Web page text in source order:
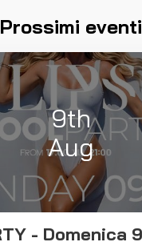
Prossimi eventi
9th
Aug